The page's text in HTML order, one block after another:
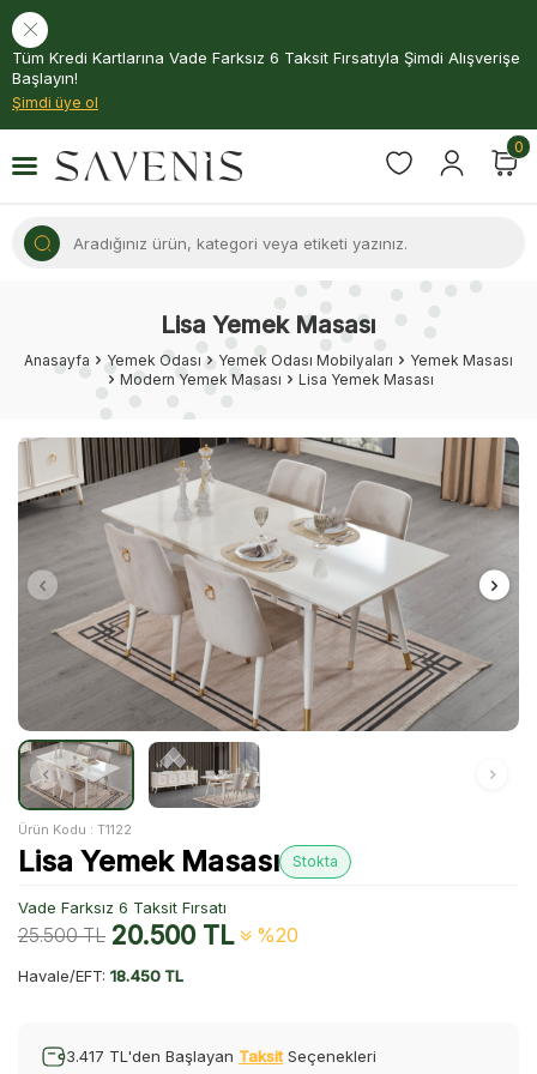
Tüm Kredi Kartlarına Vade Farksız 6 Taksit Fırsatıyla Şimdi Alışverişe
Başlayın!
Şimdi üye ol
0
Lisa Yemek Masası
Anasayfa Yemek Odası Yemek Odası Mobilyaları
Yemek Masası
Modern Yemek Masası
Lisa Yemek Masası
Ürün Kodu : T1122
Lisa Yemek Masası Stokta
Vade Farksız 6 Taksit Fırsatı
25.500TL 20.500TL %20
Havale/EFT: 18.450 TL
3.417 TL'den Başlayan Taksit Seçenekleri